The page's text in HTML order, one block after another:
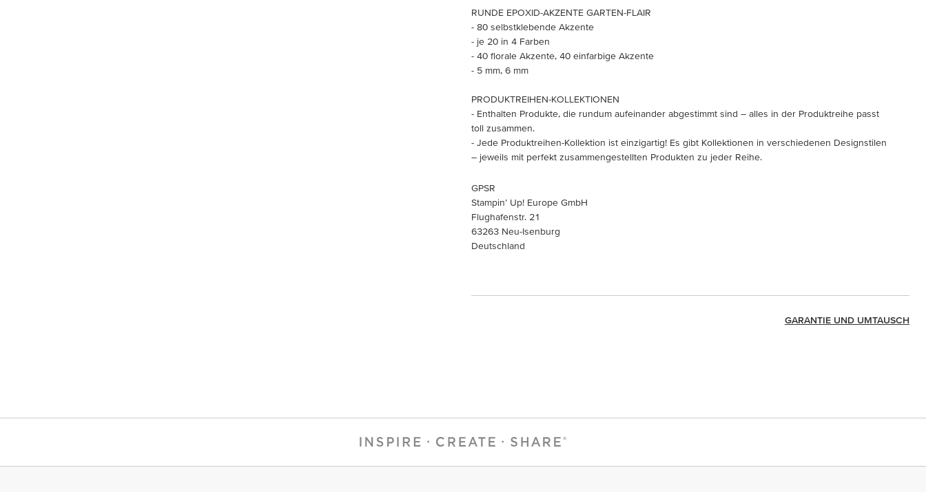
RUNDE EPOXID-AKZENTE GARTEN-FLAIR
- 80 selbstklebende Akzente
- je 20 in 4 Farben
- 40 florale Akzente, 40 einfarbige Akzente
- 5 mm, 6 mm
PRODUKTREIHEN-KOLLEKTIONEN
- Enthalten Produkte, die rundum aufeinander abgestimmt sind – alles in der Produktreihe passt
toll zusammen.
- Jede Produktreihen-Kollektion ist einzigartig! Es gibt Kollektionen in verschiedenen Designstilen
– jeweils mit perfekt zusammengestellten Produkten zu jeder Reihe.
GPSR
Stampin’ Up! Europe GmbH
Flughafenstr. 21
63263 Neu-Isenburg
Deutschland
GARANTIE UND UMTAUSCH